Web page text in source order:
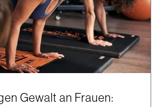
Gewalt an Frauen: